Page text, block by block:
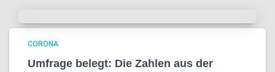
CORONA
Umfrage belegt: Die Zahlen aus der